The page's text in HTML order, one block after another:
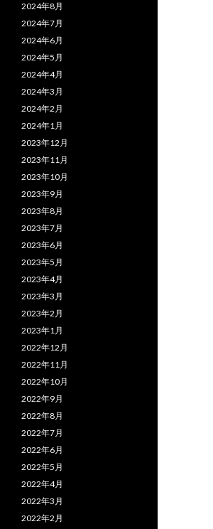
2024年8月
2024年7月
2024年6月
2024年5月
2024年4月
2024年3月
2024年2月
2024年1月
2023年12月
2023年11月
2023年10月
2023年9月
2023年8月
2023年7月
2023年6月
2023年5月
2023年4月
2023年3月
2023年2月
2023年1月
2022年12月
2022年11月
2022年10月
2022年9月
2022年8月
2022年7月
2022年6月
2022年5月
2022年4月
2022年3月
2022年2月